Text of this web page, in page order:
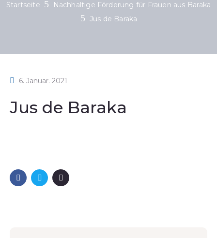
Startseite
Nachhaltige Förderung für Frauen aus Baraka
Jus de Baraka
6. Januar. 2021
Jus de Baraka